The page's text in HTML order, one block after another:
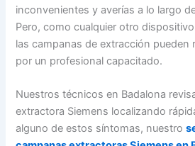
inconvenientes y averías a lo largo
Pero, como cualquier otro
las campanas de extracción pueden
por un profesional capacitado.
Nuestros técnicos en Badalona
extractora Siemens localizando
alguno de estos síntomas, nuestro